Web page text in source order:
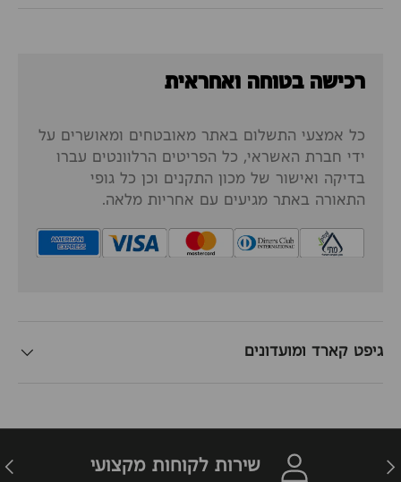
רכישה בטוחה ואחראית
כל אמצעי התשלום באתר מאובטחים ומאושרים על
ידי חברת האשראי, כל הפריטים הרלוונטים עברו
בדיקה ואישור של מכון התקנים וכן כל גופי
התאורה באתר מגיעים עם אחריות מלאה.
גיפט קארד ומועדונים
חזרה שירות לקוחות מקצועי